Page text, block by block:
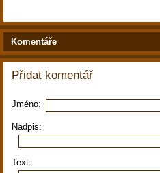
Komentáře
Přidat komentář
Jméno:
Nadpis:
Text: